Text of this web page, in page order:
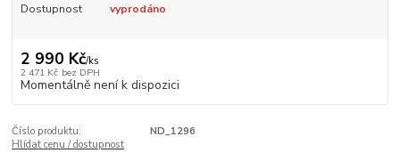
Dostupnost vyprodáno
2 990 Kč/ks
2 471 Kč bez DPH
Momentálně není k dispozici
Číslo produktu:
ND_1296
Hlídat cenu / dostupnost